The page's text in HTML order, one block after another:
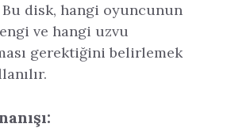
Bu disk, hangi oyuncunun
ve hangi uzvu
gerektiğini belirlemek